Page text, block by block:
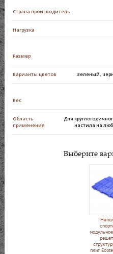
Страна производитель
Нагрузка
Размер
Варианты цветов Зеленый,
Вес
Область
применения
Для
настила на
Выберите
плит